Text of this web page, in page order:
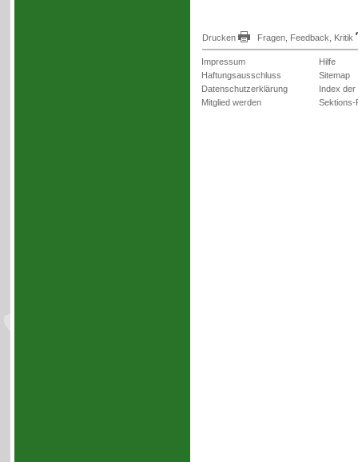
Drucken Fragen, Feedback, Kritik
Impressum
Haftungsausschluss
Datenschutzerklärung
Mitglied werden
Hilfe
Sitemap
Index der
Sektions-